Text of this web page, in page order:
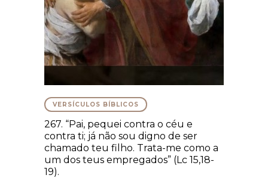
VERSÍCULOS BÍBLICOS
267. “Pai, pequei contra o céu e
contra ti; já não sou digno de ser
chamado teu filho. Trata-me como a
um dos teus empregados” (Lc 15,18-
19).